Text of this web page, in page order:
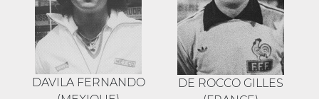
DAVILA FERNANDO
DE ROCCO GILLES